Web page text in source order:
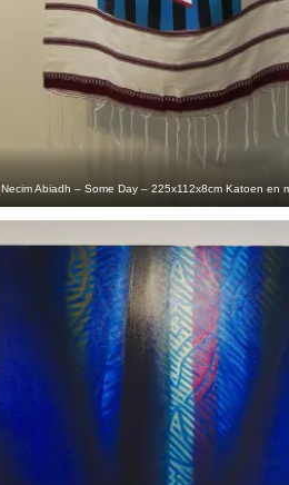
Necim Abiadh – Some Day – 225x112x8cm Katoen en